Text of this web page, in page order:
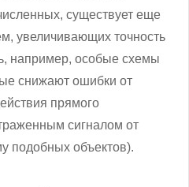
существует еще
увеличивающих точность
например, особые схемы
снижают ошибки от
прямого
сигналом от
подобных объектов).